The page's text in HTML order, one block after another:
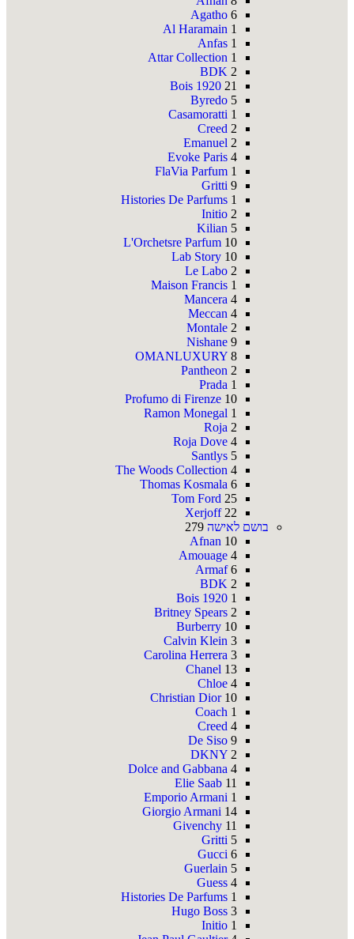
Agatho 6
Al Haramain 1
Anfas 1
Attar Collection 1
BDK 2
Bois 1920 21
Byredo 5
Casamoratti 1
Creed 2
Emanuel 2
Evoke Paris 4
FlaVia Parfum 1
Gritti 9
Histories De Parfums 1
Initio 2
Kilian 5
L'Orchetsre Parfum 10
Lab Story 10
Le Labo 2
Maison Francis 1
Mancera 4
Meccan 4
Montale 2
Nishane 9
OMANLUXURY 8
Pantheon 2
Prada 1
Profumo di Firenze 10
Ramon Monegal 1
Roja 2
Roja Dove 4
Santlys 5
The Woods Collection 4
Thomas Kosmala 6
Tom Ford 25
Xerjoff 22
בושם לאישה 279
Afnan 10
Amouage 4
Armaf 6
BDK 2
Bois 1920 1
Britney Spears 2
Burberry 10
Calvin Klein 3
Carolina Herrera 3
Chanel 13
Chloe 4
Christian Dior 10
Coach 1
Creed 4
De Siso 9
DKNY 2
Dolce and Gabbana 4
Elie Saab 11
Emporio Armani 1
Giorgio Armani 14
Givenchy 11
Gritti 5
Gucci 6
Guerlain 5
Guess 4
Histories De Parfums 1
Hugo Boss 3
Initio 1